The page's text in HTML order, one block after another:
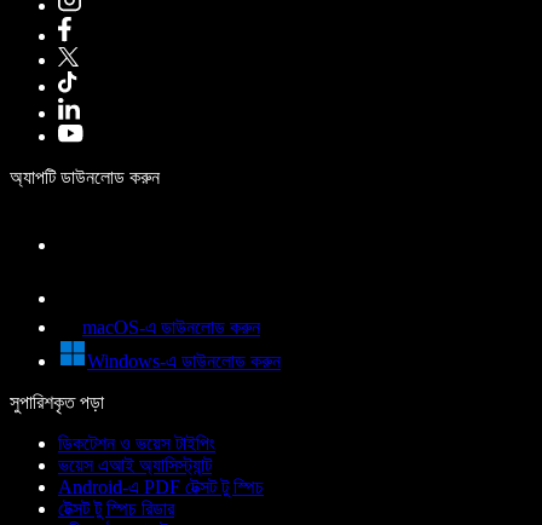
অ্যাপটি ডাউনলোড করুন
macOS-এ ডাউনলোড করুন
Windows-এ ডাউনলোড করুন
সুপারিশকৃত পড়া
ডিকটেশন ও ভয়েস টাইপিং
ভয়েস এআই অ্যাসিস্ট্যান্ট
Android-এ PDF টেক্সট টু স্পিচ
টেক্সট টু স্পিচ রিডার